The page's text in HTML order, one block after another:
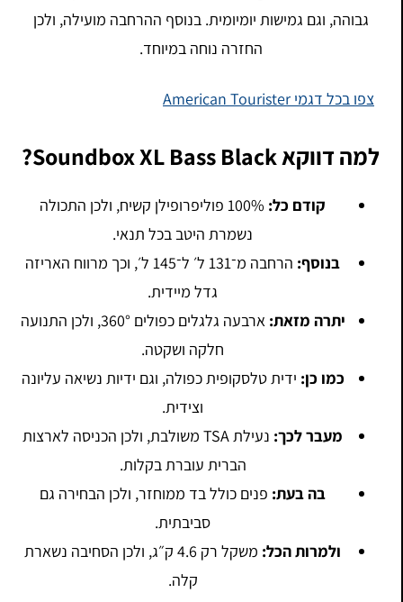
גבוהה, וגם גמישות יומיומית. בנוסף ההרחבה מועילה, ולכן
החזרה נוחה במיוחד.
צפו בכל דגמי American Tourister
למה דווקא Soundbox XL Bass Black?
קודם כל:
100% פוליפרופילן קשיח, ולכן התכולה
נשמרת היטב בכל תנאי.
בנוסף:
הרחבה מ־131 ל׳ ל־145 ל׳, וכך מרווח האריזה
גדל מיידית.
יתרה מזאת:
ארבעה גלגלים כפולים 360°, ולכן התנועה
חלקה ושקטה.
כמו כן:ידית טלסקופית כפולה, וגם ידיות נשיאה עליונה
וצידית.
מעבר לכך:
נעילת TSA משולבת, ולכן הכניסה לארצות
הברית עוברת בקלות.
בה בעת:פנים כולל בד ממוחזר, ולכן הבחירה גם
סביבתית.
ולמרות הכל:
משקל רק 4.6 ק״ג, ולכן הסחיבה נשארת
קלה.